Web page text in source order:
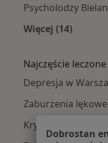
Psycholodzy
Więcej (14)
Najczęście
Depresja w
Zaburzenia
Kryzys
Dobrostan